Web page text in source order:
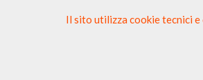
Il sito utilizza cookie tecnici